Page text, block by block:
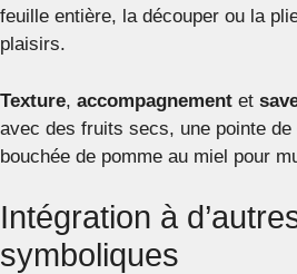
feuille entière, la découper ou la
plaisirs.
Texture, accompagnement et
avec des fruits secs, une pointe de
bouchée de pomme au miel pour
Intégration à
symboliques